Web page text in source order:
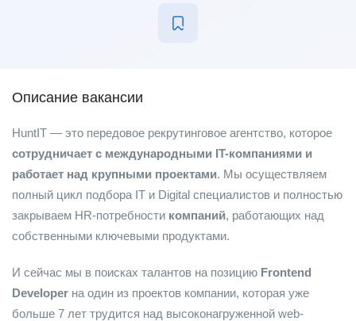
Описание вакансии
HuntIT — это передовое рекрутинговое агентство, которое
сотрудничает с международными IT-компаниями и
работает над крупными проектами. Мы осуществляем
полный цикл подбора IT и Digital специалистов и полностью
закрываем HR-потребности компаний, работающих над
собственными ключевыми продуктами.
И сейчас мы в поисках талантов на позицию Frontend
Developer на один из проектов компании, которая уже
больше 7 лет трудится над высоконагруженной web-